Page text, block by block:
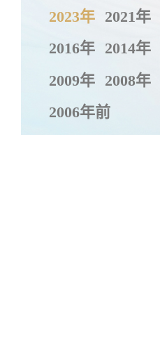
2023年 2021年
2016年 2014年
2009年 2008年
2006年前